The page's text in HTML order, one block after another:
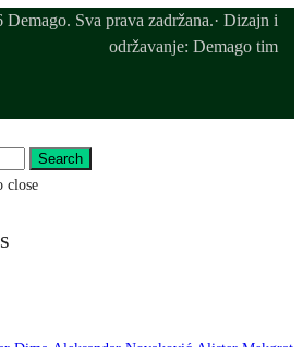
Sva prava zadržana.· Dizajn i
održavanje: Demago tim
Search
close